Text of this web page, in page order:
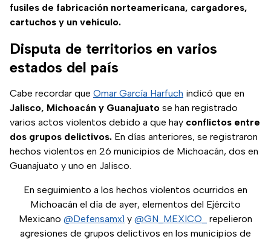
fusiles de fabricación norteamericana, cargadores,
cartuchos y un vehículo.
Disputa de territorios en varios
estados del país
Cabe recordar que Omar García Harfuch indicó que en
Jalisco, Michoacán y Guanajuato se han registrado
varios actos violentos debido a que hay conflictos entre
dos grupos delictivos. En días anteriores, se registraron
hechos violentos en 26 municipios de Michoacán, dos en
Guanajuato y uno en Jalisco.
En seguimiento a los hechos violentos ocurridos en
Michoacán el día de ayer, elementos del Ejército
Mexicano @Defensamx1 y @GN_MEXICO_
repelieron
agresiones de grupos delictivos en los municipios de